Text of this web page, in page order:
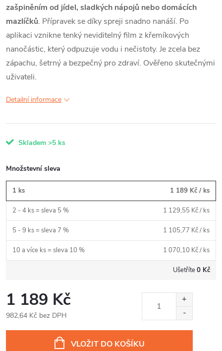
zašpiněním od jídel, sladkých nápojů nebo domácích
mazlíčků. Přípravek se díky spreji snadno nanáší. Po
aplikaci vznikne tenký neviditelný film z křemíkových
nanočástic, který odpuzuje vodu i nečistoty. Je zcela bez
zápachu, šetrný a bezpečný pro zdraví. Ověřeno skutečnými
uživateli.
Detailní informace
Skladem >5 ks
Množstevní sleva
1 ks 1 189 Kč / ks
2 - 4 ks = sleva 5 % 1 129,55 Kč/ ks
5 - 9 ks = sleva 7 % 1 105,77 Kč/ ks
10 a více ks = sleva 10 % 1 070,10 Kč/ ks
Ušetříte0 Kč
1 189 Kč
982,64 Kč bez DPH
VLOŽIT DO KOŠÍKU